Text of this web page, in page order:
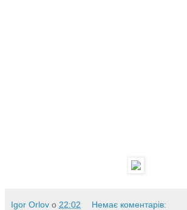
Igor Orlov о 22:02 Немає коментарів: